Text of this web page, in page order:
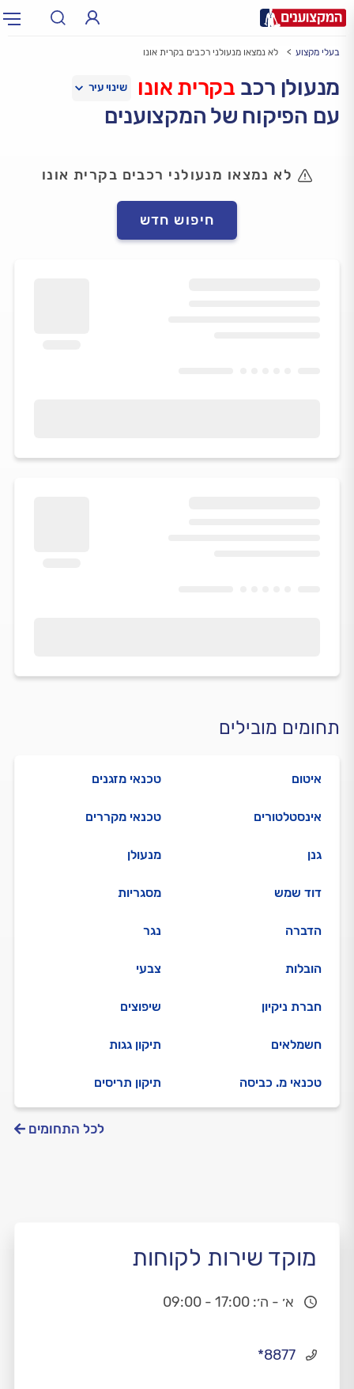
עירעיר: תל אביב, חיפה…
בעלי מקצוע לא נמצאו מנעולני רכבים בקרית אונו
מנעולן רכב בקרית אונו
עם הפיקוח של המקצוענים
לא נמצאו מנעולני רכבים בקרית אונו
חיפוש חדש
תחומים מובילים
איטום
אינסטלטורים
גנן
דוד שמש
הדברה
הובלות
חברת ניקיון
חשמלאים
טכנאי מ. כביסה
טכנאי מזגנים
טכנאי מקררים
מנעולן
מסגריות
נגר
צבעי
שיפוצים
תיקון גגות
תיקון תריסים
לכל התחומים
מוקד שירות לקוחות
א׳ - ה׳: 17:00 - 09:00
*8877